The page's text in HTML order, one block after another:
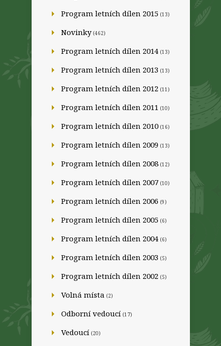
Program letních dílen 2015 (13)
Novinky(462)
Program letních dílen 2014 (13)
Program letních dílen 2013 (13)
Program letních dílen 2012 (11)
Program letních dílen 2011 (10)
Program letních dílen 2010 (16)
Program letních dílen 2009 (13)
Program letních dílen 2008 (12)
Program letních dílen 2007 (10)
Program letních dílen 2006 (9)
Program letních dílen 2005 (6)
Program letních dílen 2004 (6)
Program letních dílen 2003 (5)
Program letních dílen 2002 (5)
Volná místa (2)
Odborní vedoucí (17)
Vedoucí (20)